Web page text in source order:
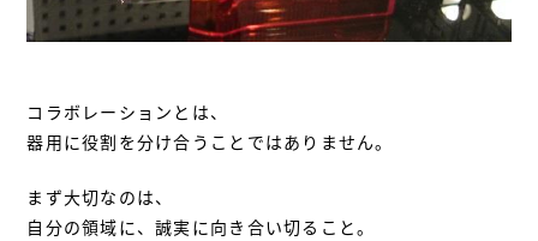
コラボレーションとは、
器用に役割を分け合うことではありません。
まず大切なのは、
自分の領域に、誠実に向き合い切ること。